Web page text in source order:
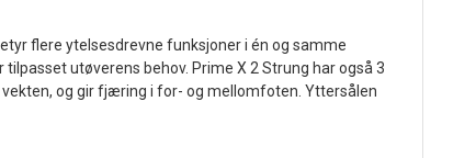
flere ytelsesdrevne funksjoner i én og samme
utøverens behov. Prime X 2 Strung har også 3
vekten, og gir fjæring i for- og mellomfoten. Yttersålen